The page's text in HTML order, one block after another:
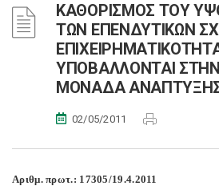
ΚΑΘΟΡΙΣΜΟΣ ΤΟΥ
ΤΩΝ ΕΠΕΝΔΥΤΙΚΩΝ
ΥΠΟΒΑΛΛΟΝΤΑΙ ΣΤΗΝ
ΜΟΝΑΔΑ
02/05/2011
Αριθμ. πρωτ.: 17305/19.4.2011